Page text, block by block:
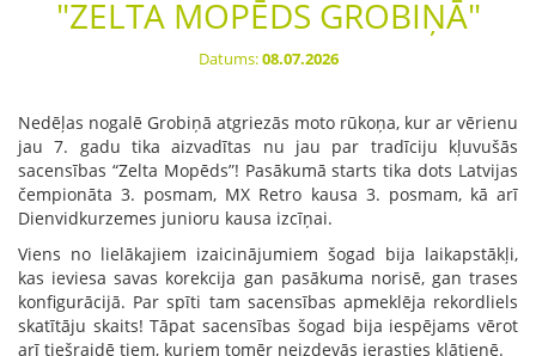
"ZELTA MOPĒDS GROBIŅĀ"
Datums:08.07.2026
Nedēļas nogalē Grobiņā atgriezās moto rūkoņa, kur ar vērienu
jau 7. gadu tika aizvadītas nu jau par tradīciju kļuvušās
sacensības “Zelta Mopēds”! Pasākumā starts tika dots Latvijas
čempionāta 3. posmam, MX Retro kausa 3. posmam, kā arī
Dienvidkurzemes junioru kausa izcīņai.
Viens no lielākajiem izaicinājumiem šogad bija laikapstākļi,
kas ieviesa savas korekcija gan pasākuma norisē, gan trases
konfigurācijā. Par spīti tam sacensības apmeklēja rekordliels
skatītāju skaits! Tāpat sacensības šogad bija iespējams vērot
arī tiešraidē tiem, kuriem tomēr neizdevās ierasties klātienē.